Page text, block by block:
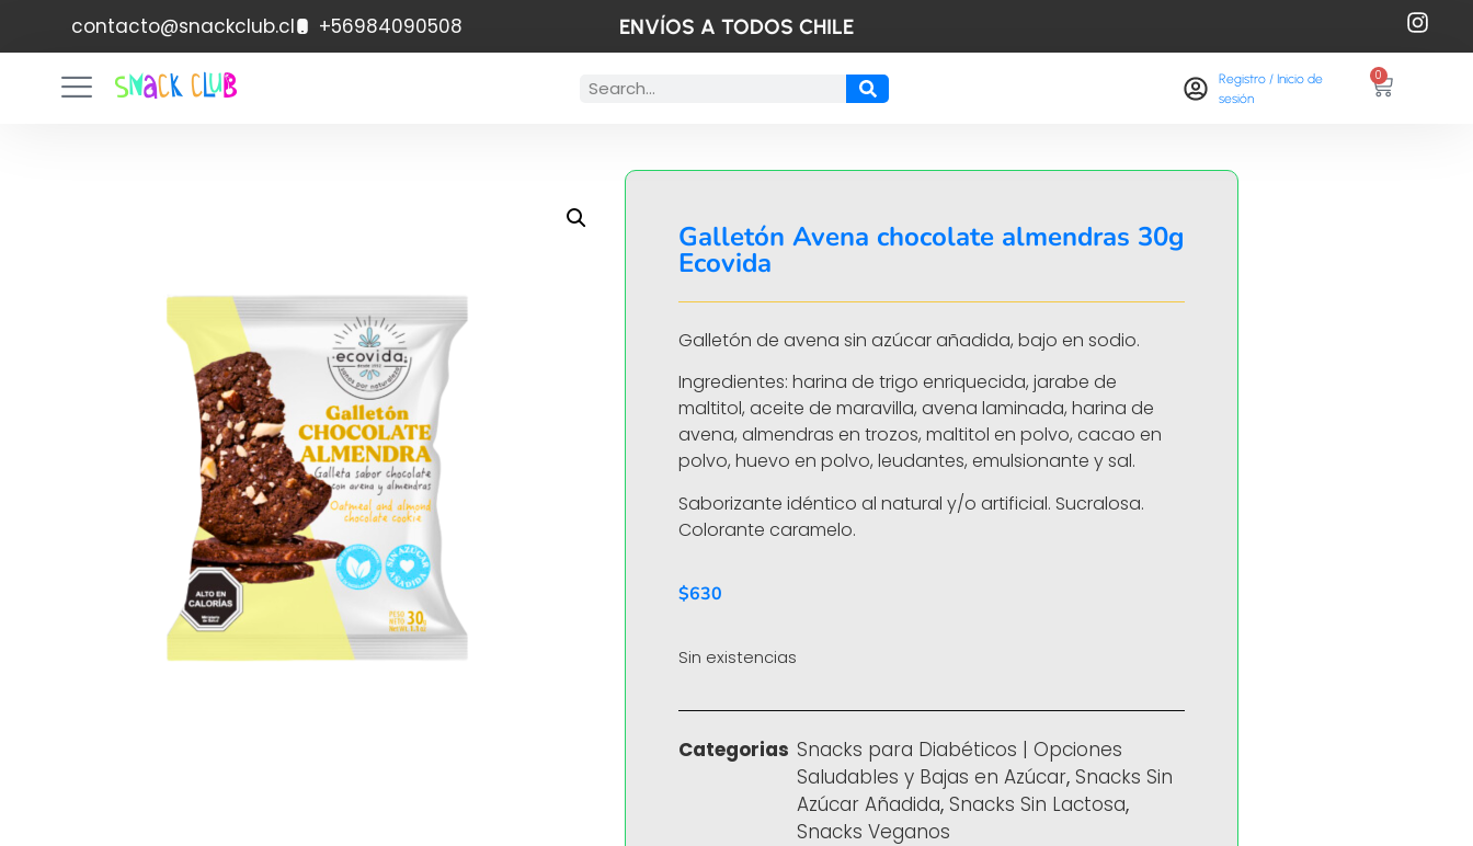
contacto@snackclub.cl +56984090508 ENVÍOS A TODOS CHILE
Registro / Inicio de
sesión​
0
Galletón Avena chocolate almendras 30g
Ecovida
Galletón de avena sin azúcar añadida, bajo en sodio.
Ingredientes: harina de trigo enriquecida, jarabe de
maltitol, aceite de maravilla, avena laminada, harina de
avena, almendras en trozos, maltitol en polvo, cacao en
polvo, huevo en polvo, leudantes, emulsionante y sal.
Saborizante idéntico al natural y/o artificial. Sucralosa.
Colorante caramelo.
$630
Sin existencias
Categorias Snacks para Diabéticos | Opciones
Saludables y Bajas en Azúcar, Snacks Sin
Azúcar Añadida, Snacks Sin Lactosa,
Snacks Veganos